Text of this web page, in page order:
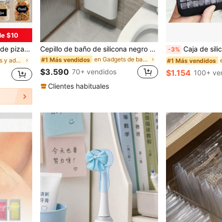
$10
regreso a clases, decoración del hogar, suministros de cocina, aspecto natural | Pegatinas impermeables, etiquetas para latas, etiquetas para alimentos
en Etiquetas y adhesivos para envases de alimentos
Cepillo de baño de silicona negro con caja de almacenamiento montada en la pared, diseño de cabezal de cepillo plano, adecuado para la limpieza del baño, fácil de colgar, herramienta de limpieza del baño, accesorio de baño moderno
#1 Más vendidos en Gadgets de baño favoritos de los clientes Acces
$3.590 70+ vendidos
Clientes habituales
-3% Caja de silicona para hacer hielo de 160 cuadrículas, molde de bandeja de hielo, caja para hacer hielo, mini máquina de hielo, molde
#1 Más vendidos
$1.154 100+